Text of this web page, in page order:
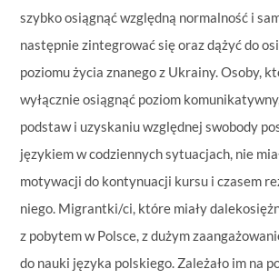
szybko osiągnąć względną normalność i
następnie zintegrować się oraz dążyć do
poziomu życia znanego z Ukrainy. Osoby,
wyłącznie osiągnąć poziom
podstaw i uzyskaniu względnej swobody
językiem w codziennych sytuacjach, nie
motywacji do kontynuacji kursu i czasem
niego. Migrantki/ci, które miały
z pobytem w Polsce, z dużym
do nauki języka polskiego. Zależało im na